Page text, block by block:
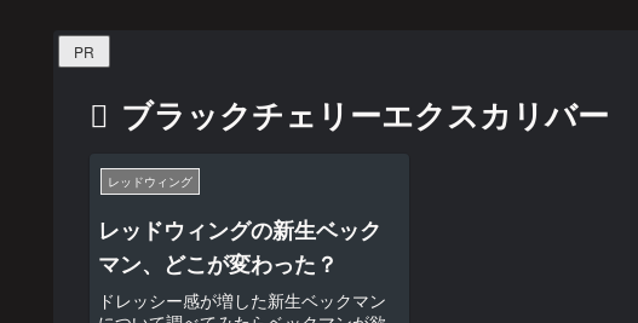
PR
ブラックチェリーエクスカリバー
レッドウィング
レッドウィングの新生ベック
マン、どこが変わった？
ドレッシー感が増した新生ベックマン